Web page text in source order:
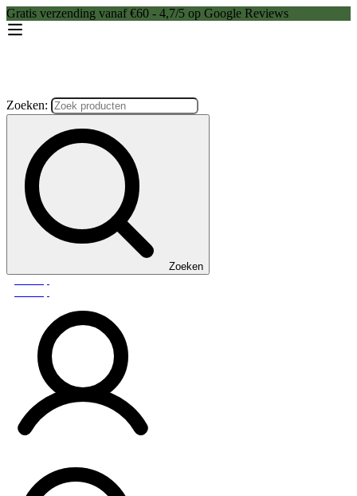
Gratis verzending vanaf €60 - 4,7/5 op Google Reviews
Zoeken:
Zoeken